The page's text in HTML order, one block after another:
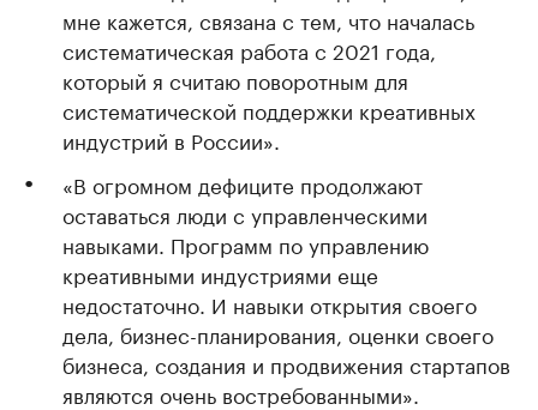
мне кажется, связана с тем, что началась
систематическая работа с 2021 года,
который я считаю поворотным для
систематической поддержки креативных
индустрий в России».
«В огромном дефиците продолжают
оставаться люди с управленческими
навыками. Программ по управлению
креативными индустриями еще
недостаточно. И навыки открытия своего
дела, бизнес-планирования, оценки своего
бизнеса, создания и продвижения стартапов
являются очень востребованными».